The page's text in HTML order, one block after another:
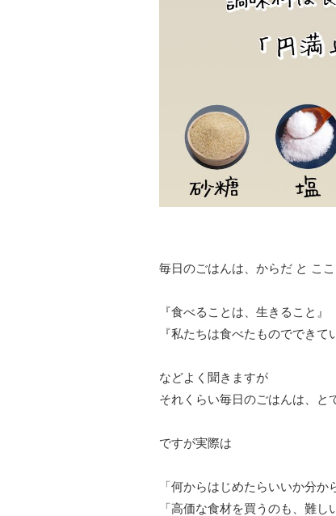
毎日のごはんは、からだ と こ
『食べることは、生きること』
『私たちは食べたものでできて
などよく聞きますが
それくらい毎日のごはんは、と
ですが実際は
「何からはじめたらいいか分か
「高価な食材を買うのも、難し